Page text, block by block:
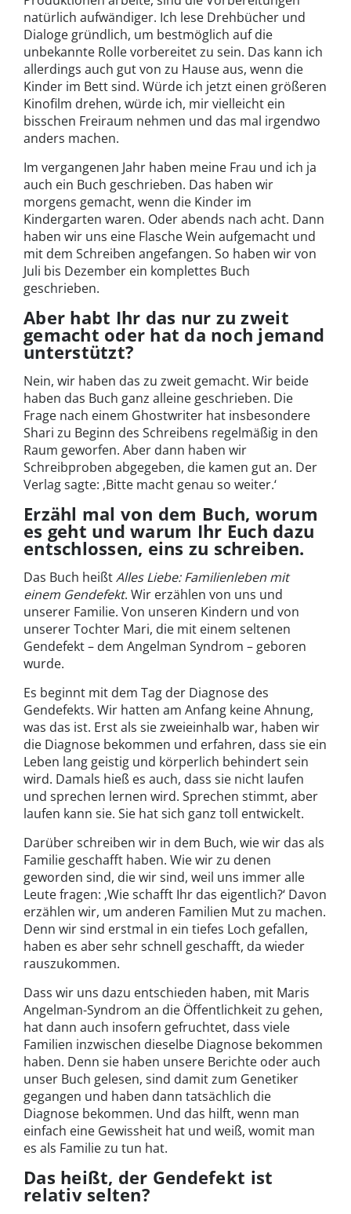
natürlich aufwändiger. Ich lese Drehbücher und
Dialoge gründlich, um bestmöglich auf die
unbekannte Rolle vorbereitet zu sein. Das kann ich
allerdings auch gut von zu Hause aus, wenn die
Kinder im Bett sind. Würde ich jetzt einen größeren
Kinofilm drehen, würde ich, mir vielleicht ein
bisschen Freiraum nehmen und das mal irgendwo
anders machen.
Im vergangenen Jahr haben meine Frau und ich ja
auch ein Buch geschrieben. Das haben wir
morgens gemacht, wenn die Kinder im
Kindergarten waren. Oder abends nach acht. Dann
haben wir uns eine Flasche Wein aufgemacht und
mit dem Schreiben angefangen. So haben wir von
Juli bis Dezember ein komplettes Buch
geschrieben.
Aber habt Ihr das nur zu zweit
gemacht oder hat da noch jemand
unterstützt?
Nein, wir haben das zu zweit gemacht. Wir beide
haben das Buch ganz alleine geschrieben. Die
Frage nach einem Ghostwriter hat insbesondere
Shari zu Beginn des Schreibens regelmäßig in den
Raum geworfen. Aber dann haben wir
Schreibproben abgegeben, die kamen gut an. Der
Verlag sagte: ‚Bitte macht genau so weiter.‘
Erzähl mal von dem Buch, worum
es geht und warum Ihr Euch dazu
entschlossen, eins zu schreiben.
Das Buch heißtAlles Liebe: Familienleben mit
einem Gendefekt. Wir erzählen von uns und
unserer Familie. Von unseren Kindern und von
unserer Tochter Mari, die mit einem seltenen
Gendefekt – dem Angelman Syndrom – geboren
wurde.
Es beginnt mit dem Tag der Diagnose des
Gendefekts. Wir hatten am Anfang keine Ahnung,
was das ist. Erst als sie zweieinhalb war, haben wir
die Diagnose bekommen und erfahren, dass sie ein
Leben lang geistig und körperlich behindert sein
wird. Damals hieß es auch, dass sie nicht laufen
und sprechen lernen wird. Sprechen stimmt, aber
laufen kann sie. Sie hat sich ganz toll entwickelt.
Darüber schreiben wir in dem Buch, wie wir das als
Familie geschafft haben. Wie wir zu denen
geworden sind, die wir sind, weil uns immer alle
Leute fragen: ‚Wie schafft Ihr das eigentlich?‘ Davon
erzählen wir, um anderen Familien Mut zu machen.
Denn wir sind erstmal in ein tiefes Loch gefallen,
haben es aber sehr schnell geschafft, da wieder
rauszukommen.
Dass wir uns dazu entschieden haben, mit Maris
Angelman-Syndrom an die Öffentlichkeit zu gehen,
hat dann auch insofern gefruchtet, dass viele
Familien inzwischen dieselbe Diagnose bekommen
haben. Denn sie haben unsere Berichte oder auch
unser Buch gelesen, sind damit zum Genetiker
gegangen und haben dann tatsächlich die
Diagnose bekommen. Und das hilft, wenn man
einfach eine Gewissheit hat und weiß, womit man
es als Familie zu tun hat.
Das heißt, der Gendefekt ist
relativ selten?